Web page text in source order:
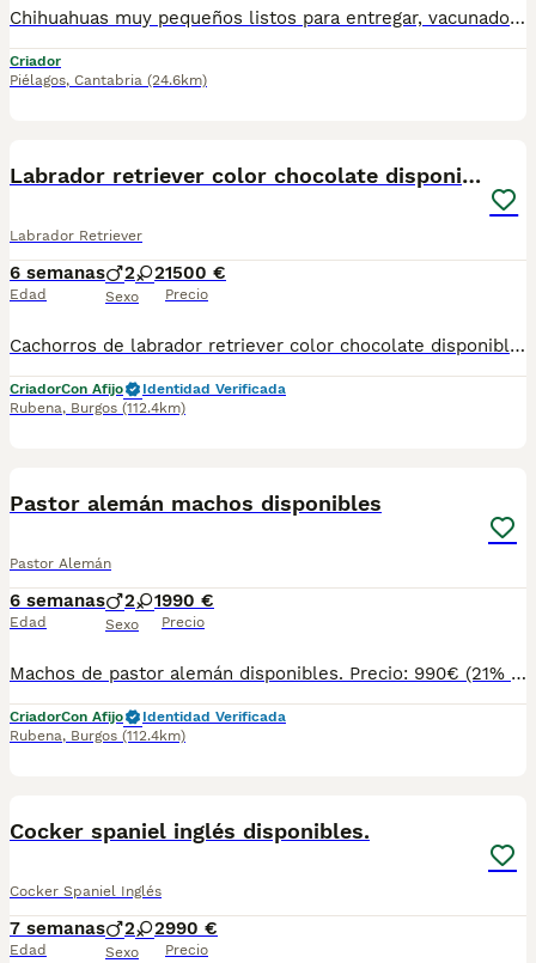
Chihuahuas muy pequeños listos para entregar, vacunados, desparasitados con opción a microchip. Super cariñosos y juguetones, jugando con niños , 450€
Criador
Piélagos, Cantabria (24.6km)
Labrador retriever color chocolate disponibles.
Labrador Retriever
6 semanas
Edad
2 2
Sexo
1500 €
Precio
Cachorros de labrador retriever color chocolate disponibles. Precio: 1500€ (21% IVA incluido) NO FINANCIAMOS Puedes venir y ver personalmente a los cachorros y a sus padres con cita previa. Atendemos teléfono y WhatsApp: 690 71 43 23 Ven y podrás conocer el entorno en el que crecen y se desarrollan. Ejercemos una cría responsable y ofrecemos un trato serio. Es importante destacar que nosotros criamos mascotas para ser animales de compañía, no ejemplares de cría ni de exposición. Sin embargo, nos imponemos los cánones más estrictos en lo que a condiciones sanitarias y calidad se refiere. Nuestra prioridad es ofrecer cachorros sanos y socializados. También nos gusta poner en valor el tipo de crecimiento y los cuidados que tienen en nuestro Centro y el entorno en el que viven tanto ellos como sus padres. Se entregan con: - Microchip - Pasaporte - Vacunas y desparasitaciones pertinentes a su edad. - Socialización con la manada del Centro, con personas y con otros animales. - Revisiones periódicas veterinarias hasta el momento de su entrega. - Peluquería pre-entrega (lavado, arreglo, corte de uñas, limpieza de zona perianal y vaciado de glándulas anales). Garantías: - Garantía vírica de 14 días. - Garantía congénita de 1 año. Servicios que ofrecemos: - Enseñamos instalaciones, padres y damos la posibilidad de interactuar con los cachorros si su edad lo permite. Será necesario concertar una visita con al menos un día de antelación. - Asesoramiento post-venta. - Clínicas concertadas en distintas ciudades (consultar). - Posibilidad de reserva. Para cachorros nacidos o futuras camadas. - Varios métodos de pago (no financiamos). No dudéis en preguntar lo que necesitéis, os informamos sin compromiso. Atendemos teléfono y WhatsApp: 690 71 43 23 N.Z: 008015
CriadorCon Afijo
Identidad Verificada
Rubena, Burgos (112.4km)
Pastor alemán machos disponibles
Pastor Alemán
6 semanas
Edad
2 1
Sexo
990 €
Precio
Machos de pastor alemán disponibles. Precio: 990€ (21% IVA incluido) NO FINANCIAMOS Puedes venir y ver personalmente a los cachorros y a sus padres con cita previa. Atendemos teléfono y WhatsApp: 690 71 43 23 Ven y podrás conocer el entorno en el que crecen y se desarrollan. Ejercemos una cría responsable y ofrecemos un trato serio. Es importante destacar que nosotros criamos mascotas para ser animales de compañía, no ejemplares de cría ni de exposición. Sin embargo, nos imponemos los cánones más estrictos en lo que a condiciones sanitarias y calidad se refiere. Nuestra prioridad es ofrecer cachorros sanos y socializados. También nos gusta poner en valor el tipo de crecimiento y los cuidados que tienen en nuestro Centro y el entorno en el que viven tanto ellos como sus padres. Se entregan con: - Microchip - Pasaporte - Vacunas y desparasitaciones pertinentes a su edad. - Socialización con la manada del Centro, con personas y con otros animales. - Revisiones periódicas veterinarias hasta el momento de su entrega. - Peluquería pre-entrega (lavado, arreglo, corte de uñas, limpieza de zona perianal y vaciado de glándulas anales). Garantías: - Garantía vírica de 14 días. - Garantía congénita de 1 año. Servicios que ofrecemos: - Enseñamos instalaciones, padres y damos la posibilidad de interactuar con los cachorros si su edad lo permite. Será necesario concertar una visita con al menos un día de antelación. - Asesoramiento post-venta. - Clínicas concertadas en distintas ciudades (consultar). - Posibilidad de reserva. Para cachorros nacidos o futuras camadas. - Varios métodos de pago (no financiamos). No dudéis en preguntar lo que necesitéis, os informamos sin compromiso. Atendemos teléfono y WhatsApp: 690 71 43 23 N.Z: 008015
CriadorCon Afijo
Identidad Verificada
Rubena, Burgos (112.4km)
Cocker spaniel inglés disponibles.
Cocker Spaniel Inglés
7 semanas
Edad
2 2
Sexo
990 €
Precio